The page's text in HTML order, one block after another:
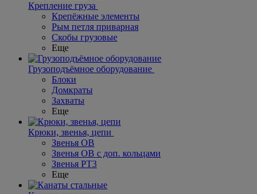
Крепление груза
Крепёжные элементы
Рым петля приварная
Скобы грузовые
Еще
Грузоподъёмное оборудование
Блоки
Домкраты
Захваты
Еще
Крюки, звенья, цепи
Звенья ОВ
Звенья ОВ с доп. кольцами
Звенья РТ3
Еще